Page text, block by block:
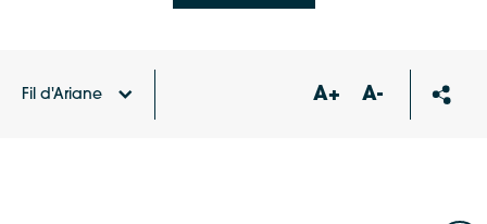
Fil d'Ariane A+ A-